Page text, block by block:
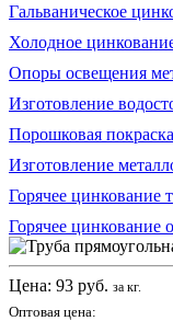
Гальваническое
Холодное
Опоры освещения
Изготовление
Порошковая
Изготовление
Горячее цинкование
Горячее цинкование
Цена: 93 руб. за кг.
Оптовая цена: